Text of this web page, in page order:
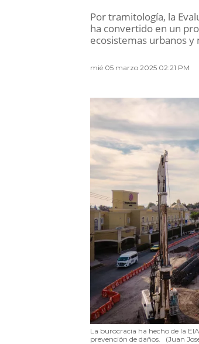
Por tramitología, la
ha convertido en un
ecosistemas urbanos
mié 05 marzo 2025 02:21 PM
La burocracia ha hecho de la
prevención de daños.
(Juan